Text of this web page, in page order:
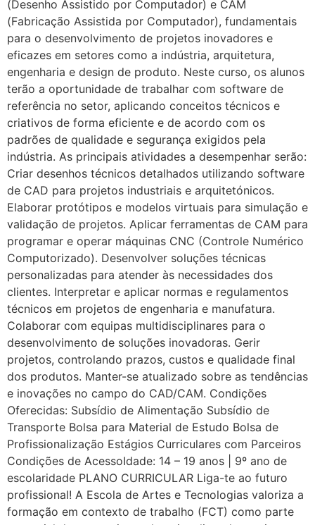
(Desenho Assistido por Computador) e CAM
(Fabricação Assistida por Computador), fundamentais
para o desenvolvimento de projetos inovadores e
eficazes em setores como a indústria, arquitetura,
engenharia e design de produto. Neste curso, os alunos
terão a oportunidade de trabalhar com software de
referência no setor, aplicando conceitos técnicos e
criativos de forma eficiente e de acordo com os
padrões de qualidade e segurança exigidos pela
indústria. As principais atividades a desempenhar serão:
Criar desenhos técnicos detalhados utilizando software
de CAD para projetos industriais e arquitetónicos.
Elaborar protótipos e modelos virtuais para simulação e
validação de projetos. Aplicar ferramentas de CAM para
programar e operar máquinas CNC (Controle Numérico
Computorizado). Desenvolver soluções técnicas
personalizadas para atender às necessidades dos
clientes. Interpretar e aplicar normas e regulamentos
técnicos em projetos de engenharia e manufatura.
Colaborar com equipas multidisciplinares para o
desenvolvimento de soluções inovadoras. Gerir
projetos, controlando prazos, custos e qualidade final
dos produtos. Manter-se atualizado sobre as tendências
e inovações no campo do CAD/CAM. Condições
Oferecidas: Subsídio de Alimentação Subsídio de
Transporte Bolsa para Material de Estudo Bolsa de
Profissionalização Estágios Curriculares com Parceiros
Condições de AcessoIdade: 14 – 19 anos | 9º ano de
escolaridade PLANO CURRICULAR Liga-te ao futuro
profissional! A Escola de Artes e Tecnologias valoriza a
formação em contexto de trabalho (FCT) como parte